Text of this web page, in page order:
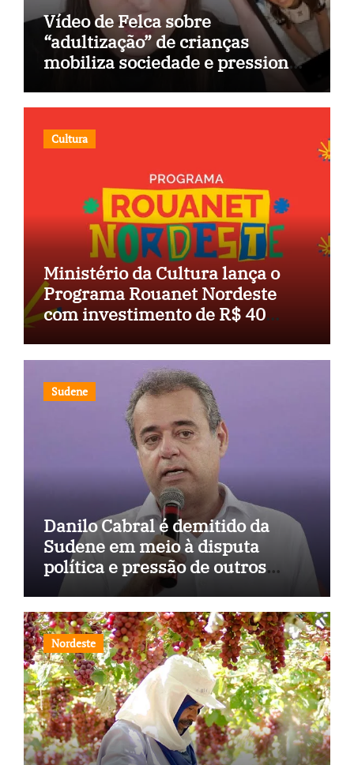
Vídeo de Felca sobre
“adultização” de crianças
mobiliza sociedade e pressiona
Cultura
Ministério da Cultura lança o
Programa Rouanet Nordeste
com investimento de R$ 40
Sudene
Danilo Cabral é demitido da
Sudene em meio à disputa
política e pressão de outros
estados
Nordeste